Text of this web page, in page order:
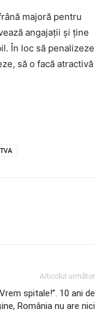
majoră pentru
angajații și ține
În loc să penalizeze
să o facă atractivă
TVA
Articolul următor
spitale!”. 10 ani de
România nu are nici